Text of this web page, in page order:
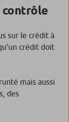
contrôle
sur le crédit à
crédit doit
mais aussi
des